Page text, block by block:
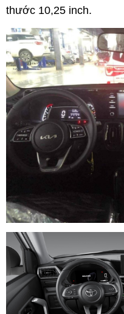
thước 10,25 inch.